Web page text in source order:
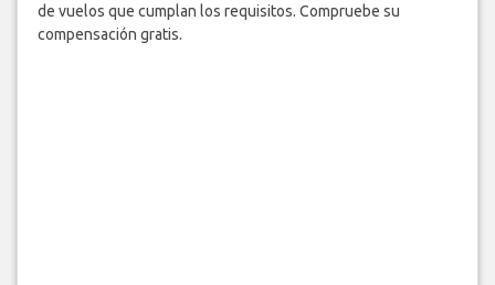
de vuelos que cumplan los requisitos. Compruebe su
compensación gratis.